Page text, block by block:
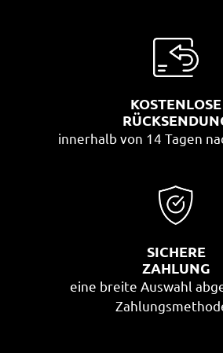
KOSTENLOSE
innerhalb von 14 Tagen
SICHERE
ZAHLUNG
eine breite Auswahl